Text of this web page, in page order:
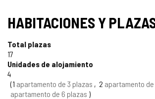
cuadernos
HABITACIONES Y
Total plazas
17
Unidades de alojamiento
4
1 apartamento de 3 plazas 2 apartamento
apartamento de 6 plazas